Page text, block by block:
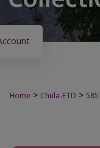
Home > Chula-ETD >